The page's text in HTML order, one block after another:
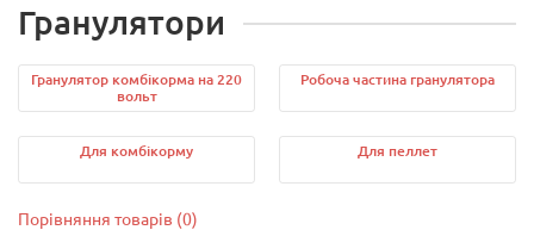
Гранулятори
Гранулятор комбікорма на 220
вольт
Робоча частина гранулятора
Для комбікорму Для пеллет
Порівняння товарів (0)